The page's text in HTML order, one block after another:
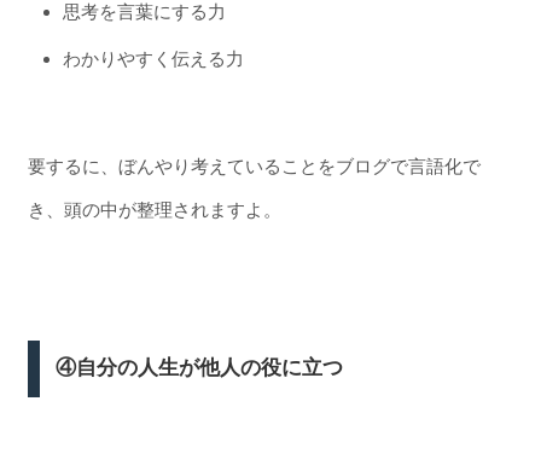
思考を言葉にする力
わかりやすく伝える力
要するに、ぼんやり考えていることをブログで言語化で
き、頭の中が整理されますよ。
④自分の人生が他人の役に立つ